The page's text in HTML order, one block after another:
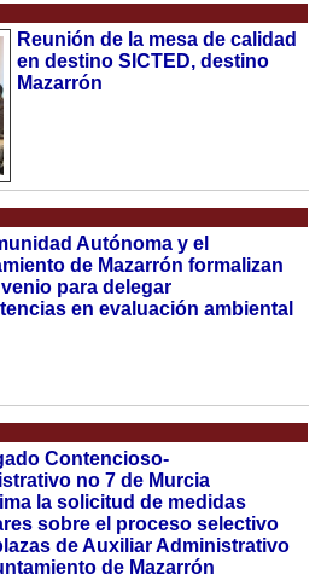
Reunión de la mesa de calidad
en destino SICTED, destino
Mazarrón
Autónoma y el
de Mazarrón formalizan
para delegar
en evaluación ambiental
Contencioso-
no 7 de Murcia
la solicitud de medidas
sobre el proceso selectivo
de Auxiliar Administrativo
de Mazarrón